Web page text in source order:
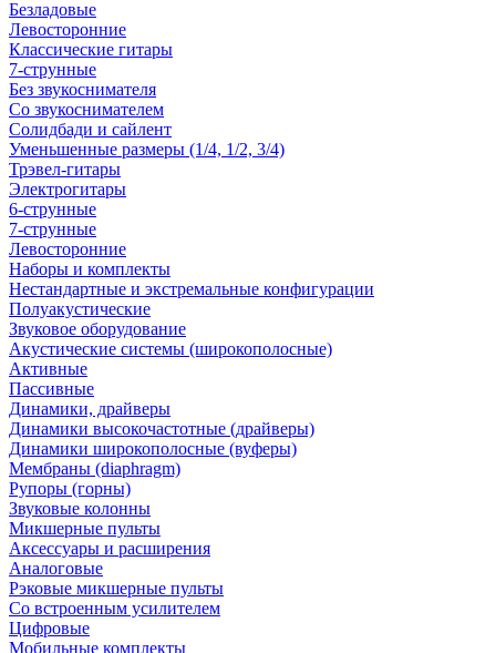
Безладовые
Левосторонние
Классические гитары
7-струнные
Без звукоснимателя
Со звукоснимателем
Солидбади и сайлент
Уменьшенные размеры (1/4, 1/2, 3/4)
Трэвел-гитары
Электрогитары
6-струнные
7-струнные
Левосторонние
Наборы и комплекты
Нестандартные и экстремальные конфигурации
Полуакустические
Звуковое оборудование
Акустические системы (широкополосные)
Активные
Пассивные
Динамики, драйверы
Динамики высокочастотные (драйверы)
Динамики широкополосные (вуферы)
Мембраны (diaphragm)
Рупоры (горны)
Звуковые колонны
Микшерные пульты
Аксессуары и расширения
Аналоговые
Рэковые микшерные пульты
Со встроенным усилителем
Цифровые
Мобильные комплекты